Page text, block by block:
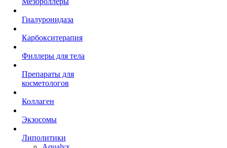
Гиалуронидаза
Карбокситерапия
Филлеры для тела
Препараты для
косметологов
Коллаген
Экзосомы
Липолитики